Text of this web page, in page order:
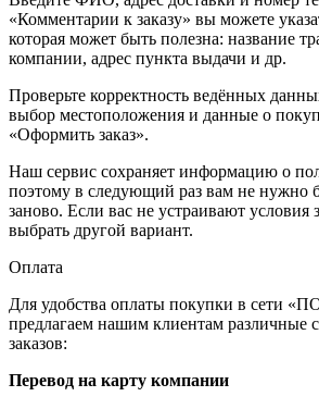
«Комментарии к заказу» вы можете
которая может быть полезна: название
компании, адрес пункта выдачи и др.
Проверьте корректность ведённых
выбор местоположения и данные о
«Оформить заказ».
Наш сервис сохраняет информацию о
поэтому в следующий раз вам не нужно
заново. Если вас не устраивают условия
выбрать другой вариант.
Оплата
Для удобства оплаты покупки в сети
предлагаем нашим клиентам различные
заказов:
Перевод на карту компании